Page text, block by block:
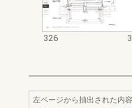
326
左ページから抽出された内容